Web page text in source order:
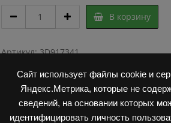
Сайт использует файлы cookie и
Яндекс.Метрика, которые не
сведений, на основании которых
идентифицировать личность
83530-
71
В корзину
Артикул:3D917341
ЕП 006 / ЕП 011 / ЕС 301